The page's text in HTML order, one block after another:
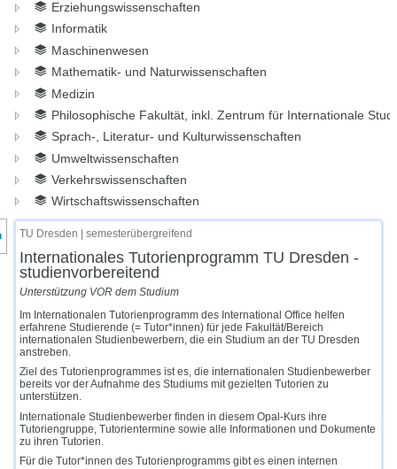
Erziehungswissenschaften
Informatik
Maschinenwesen
Mathematik- und Naturwissenschaften
Medizin
Philosophische Fakultät, inkl. Zentrum für Internationale
Sprach-, Literatur- und Kulturwissenschaften
Umweltwissenschaften
Verkehrswissenschaften
Wirtschaftswissenschaften
des Kursmenüs
TU Dresden | semesterübergreifend
Internationales Tutorienprogramm TU Dresden -
studienvorbereitend
Unterstützung VOR dem Studium
Im Internationalen Tutorienprogramm des International Office helfen
erfahrene Studierende (= Tutor*innen) für jede Fakultät/Bereich
internationalen Studienbewerbern, die ein Studium an der TU Dresden
anstreben.
Ziel des Tutorienprogrammes ist es, die internationalen Studienbewerber
bereits vor der Aufnahme des Studiums mit gezielten Tutorien zu
unterstützen.
Internationale Studienbewerber finden in diesem Opal-Kurs ihre
Tutoriengruppe, Tutorientermine sowie alle Informationen und Dokumente
zu ihren Tutorien.
Für die Tutor*innen des Tutorienprogramms gibt es einen internen